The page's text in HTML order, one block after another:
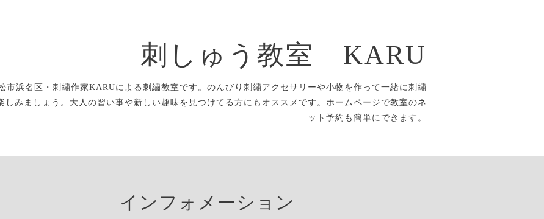
刺しゅう教室 KARU
市浜名区・刺繡作家KARUによる刺繡教室です。のんびり刺繡アクセサリーや小物を作って一緒に刺繡
しみましょう。大人の習い事や新しい趣味を見つけてる方にもオススメです。ホームページで教室のネ
ット予約も簡単にできます。
インフォメーション